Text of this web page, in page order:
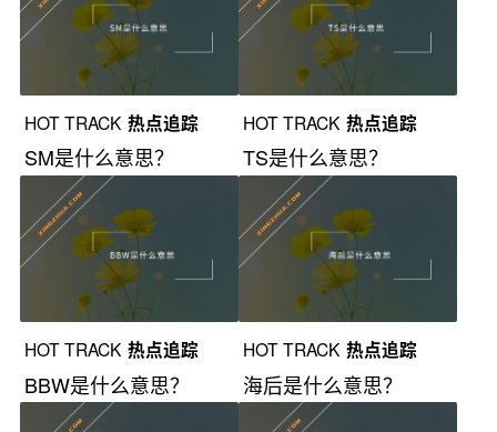
HOT TRACK 热点追踪
SM是什么意思？
HOT TRACK 热点追踪
TS是什么意思？
HOT TRACK 热点追踪
BBW是什么意思？
HOT TRACK 热点追踪
海后是什么意思？